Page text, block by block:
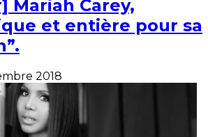
Mariah Carey,
et entière pour sa
2018